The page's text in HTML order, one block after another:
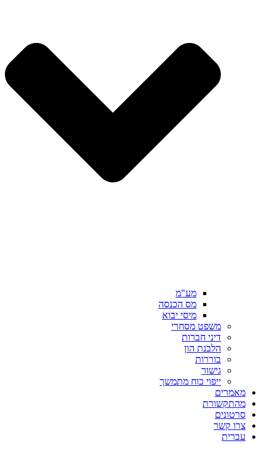
מע"מ
מס הכנסה
מיסי יבוא
משפט מסחרי
דיני חברות
הלבנת הון
בוררות
גישור
ייפוי כוח מתמשך
מאמרים
מהתקשורת
סרטונים
צרו קשר
עברית